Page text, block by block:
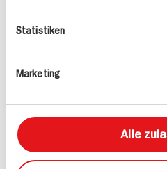
Statistiken
Marketing
Alle
Vegan